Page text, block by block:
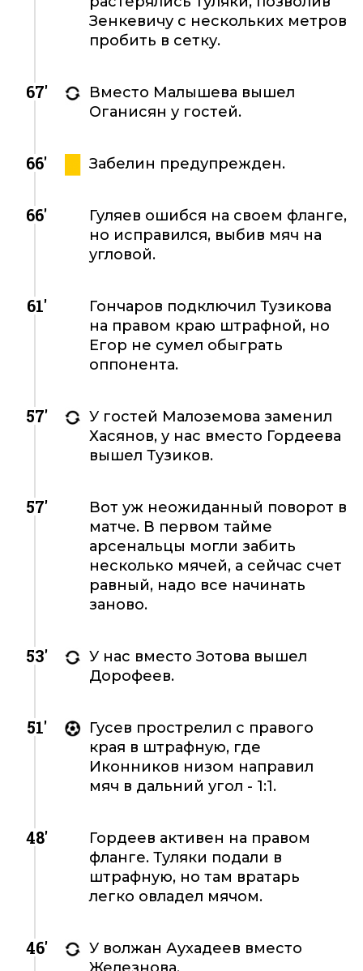
Зенкевичу с нескольких метров
пробить в сетку.
67'
Вместо Малышева вышел
Оганисян у гостей.
66' Забелин предупрежден.
66'
Гуляев ошибся на своем фланге,
но исправился, выбив мяч на
угловой.
61'
Гончаров подключил Тузикова
на правом краю штрафной, но
Егор не сумел обыграть
оппонента.
57'
У гостей Малоземова заменил
Хасянов, у нас вместо Гордеева
вышел Тузиков.
57'
Вот уж неожиданный поворот в
матче. В первом тайме
арсенальцы могли забить
несколько мячей, а сейчас счет
равный, надо все начинать
заново.
53'
У нас вместо Зотова вышел
Дорофеев.
51'
Гусев прострелил с правого
края в штрафную, где
Иконников низом направил
мяч в дальний угол - 1:1.
48'
Гордеев активен на правом
фланге. Туляки подали в
штрафную, но там вратарь
легко овладел мячом.
46'
У волжан Аухадеев вместо